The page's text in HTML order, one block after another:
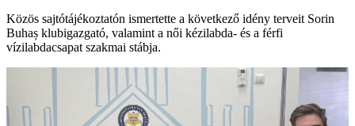
Közös sajtótájékoztatón ismertette a következő idény terveit Sorin
Buhaș klubigazgató, valamint a női kézilabda- és a férfi
vízilabdacsapat szakmai stábja.